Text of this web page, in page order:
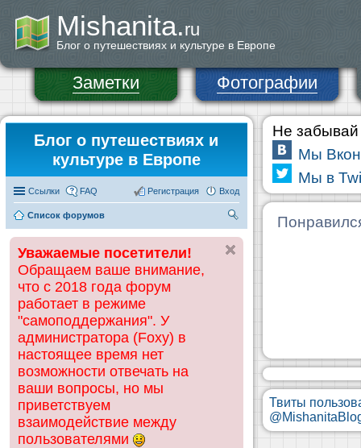
Mishanita.ru
Блог о путешествиях и культуре в Европе
Заметки Фотографии
Блог о путешествиях и
культуре в Европе
Ссылки FAQ Вход
Регистрация
Список форумов
ск
Уважаемые посетители!
Обращаем ваше внимание,
что с 2018 года форум
работает в режиме
"самоподдержания". У
администратора (Foxy) в
настоящее время нет
возможности отвечать на
ваши вопросы, но мы
приветствуем
взаимодействие между
пользователями
Не забывай
Мы
Мы в
Твиты